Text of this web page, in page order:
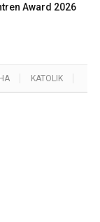
Award 2026
KATOLIK